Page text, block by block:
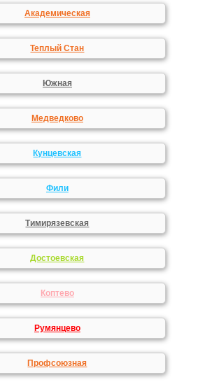
Академическая
Теплый Стан
Южная
Медведково
Кунцевская
Фили
Тимирязевская
Достоевская
Коптево
Румянцево
Профсоюзная